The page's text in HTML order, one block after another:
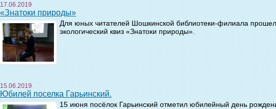
17.06.2019
«Знатоки природы»
Для юных читателей Шошкинской библиотеки-филиала
экологический квиз «Знатоки природы».
15.06.2019
Юбилей поселка Гарьинский.
15 июня посёлок Гарьинский отметил юбилейный день